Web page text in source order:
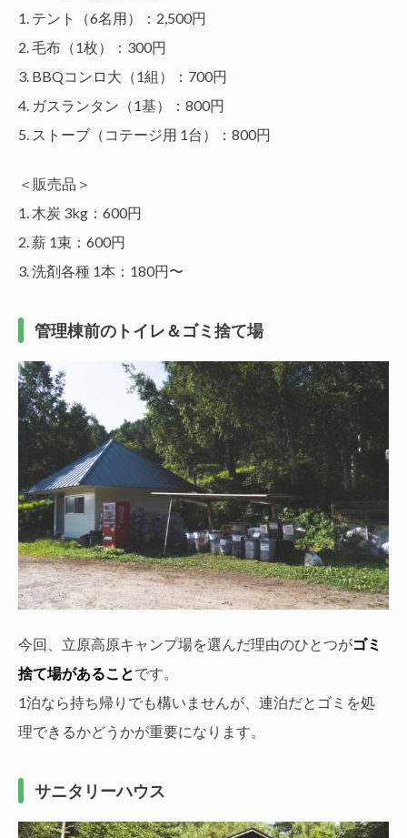
1. テント（6名用）：2,500円
2. 毛布（1枚）：300円
3. BBQコンロ大（1組）：700円
4. ガスランタン（1基）：800円
5. ストーブ（コテージ用 1台）：800円
＜販売品＞
1. 木炭 3kg：600円
2. 薪 1束：600円
3. 洗剤各種 1本：180円〜
管理棟前のトイレ＆ゴミ捨て場
今回、立原高原キャンプ場を選んだ理由のひとつがゴミ
捨て場があることです。
1泊なら持ち帰りでも構いませんが、連泊だとゴミを処
理できるかどうかが重要になります。
サニタリーハウス